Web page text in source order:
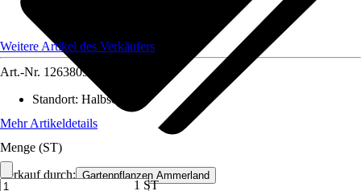
Verkauf durch: Gartenpflanzen Ammerland
Weitere Artikel des Verkäufers
Art.-Nr. 12638091
Standort: Halbschatten
Mehr Artikeldetails
Menge (ST)
1 ST